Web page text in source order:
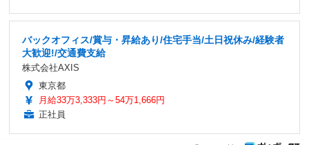
バックオフィス/賞与・昇給あり/住宅手当/土日祝休み/経験者
大歓迎!/交通費支給
株式会社AXIS
東京都
月給33万3,333円～54万1,666円
正社員